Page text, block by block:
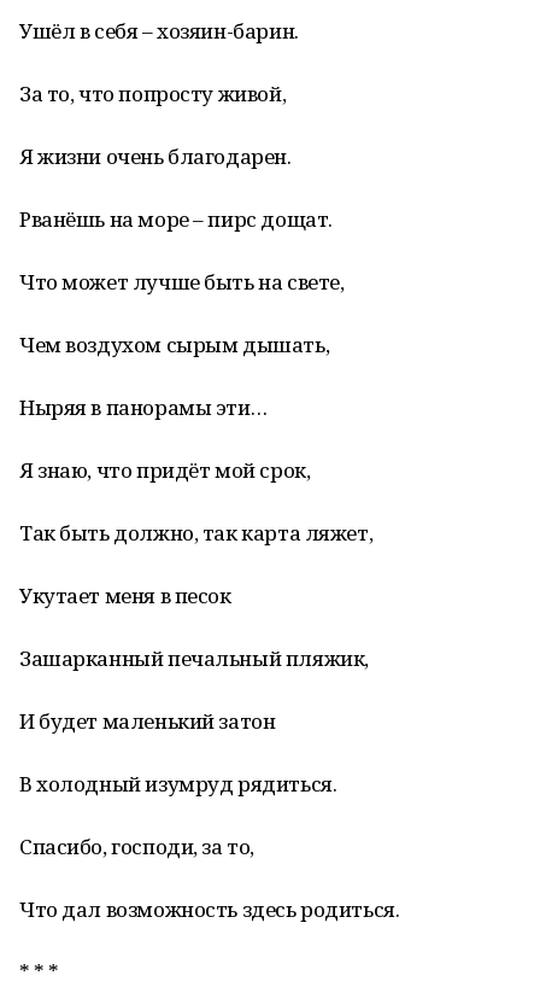
Ушёл в себя – хозяин-барин.
За то, что попросту живой,
Я жизни очень благодарен.
Рванёшь на море – пирс дощат.
Что может лучше быть на свете,
Чем воздухом сырым дышать,
Ныряя в панорамы эти…
Я знаю, что придёт мой срок,
Так быть должно, так карта ляжет,
Укутает меня в песок
Зашарканный печальный пляжик,
И будет маленький затон
В холодный изумруд рядиться.
Спасибо, господи, за то,
Что дал возможность здесь родиться.
* * *